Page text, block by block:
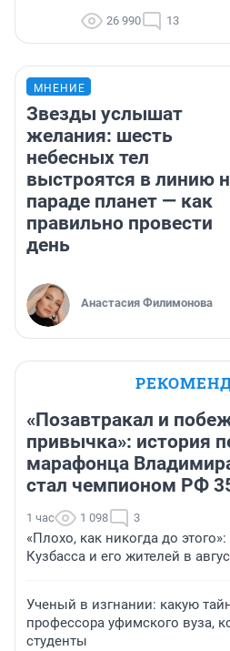
26 990 13
МНЕНИЕ
Звезды услышат
желания: шесть
небесных тел
выстроятся в линию
параде планет — как
правильно провести
день
Анастасия Филимонова
«Позавтракал и
привычка»: история
марафонца
стал чемпионом РФ
1 час 1 098 3
«Плохо, как никогда до
Кузбасса и его жителей в
Ученый в изгнании: какую
профессора уфимского вуза,
студенты